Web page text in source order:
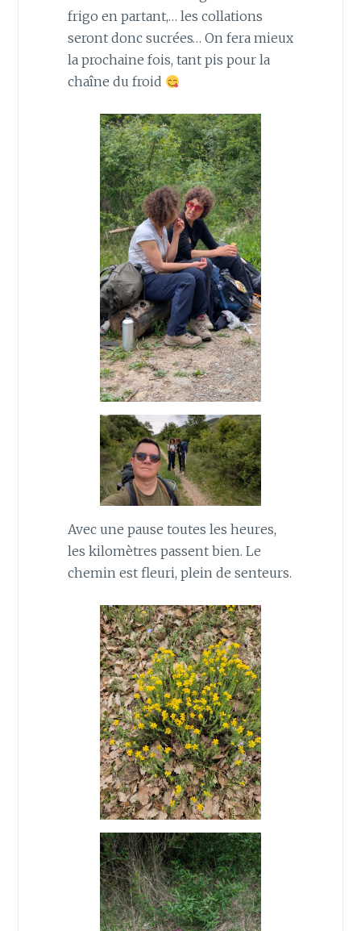
frigo en partant,… les collations
seront donc sucrées… On fera mieux
la prochaine fois, tant pis pour la
chaîne du froid
Avec une pause toutes les heures,
les kilomètres passent bien. Le
chemin est fleuri, plein de senteurs.